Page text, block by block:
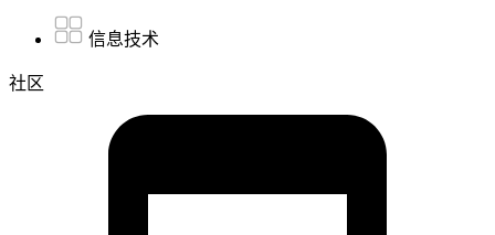
信息技术
社区